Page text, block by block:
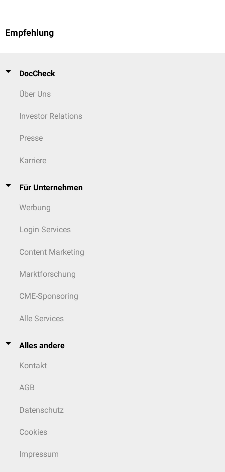
Empfehlung
DocCheck
Über Uns
Investor Relations
Presse
Karriere
Für Unternehmen
Werbung
Login Services
Content Marketing
Marktforschung
CME-Sponsoring
Alle Services
Alles andere
Kontakt
AGB
Datenschutz
Cookies
Impressum